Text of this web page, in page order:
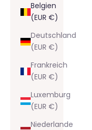
Belgien
(EUR €)
Deutschland
(EUR €)
Frankreich
(EUR €)
Luxemburg
(EUR €)
Niederlande